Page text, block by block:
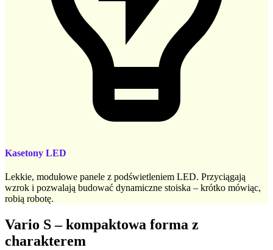
Kasetony LED
Lekkie, modułowe panele z podświetleniem LED. Przyciągają
wzrok i pozwalają budować dynamiczne stoiska – krótko mówiąc,
robią robotę.
Vario S – kompaktowa forma z
charakterem